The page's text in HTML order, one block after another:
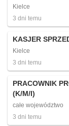
Kielce
3 dni temu
KASJER
Kielce
3 dni temu
PRACOWNIK
(K/M/I)
całe województwo
3 dni temu